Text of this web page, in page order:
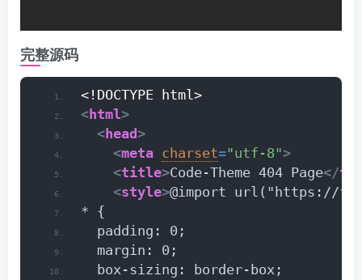
完整源码
<!DOCTYPE html>
<html>
<head >
<meta charset="utf-8">
<title>Code-Theme 404 Page</
<style>@import url("https://
* {
  padding: 0;
  margin: 0;
  box-sizing: border-box;